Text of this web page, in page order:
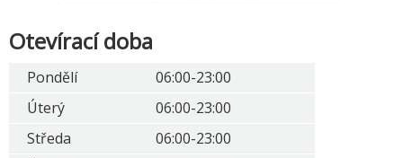
Otevírací doba
Pondělí
06:00-23:00
Úterý
06:00-23:00
Středa
06:00-23:00